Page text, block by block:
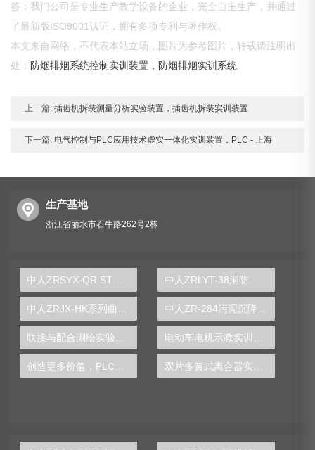
答：我们公司是专业生产教学设备的企业，完全自主生产，并通过
了最新版ISO9001认证，拥有多项专利与著作权。
本文来自网络，不代表本站立场，图片为参考图片，转载请注明出
处： 防烟排烟系统控制实训装置，防烟排烟实训系统
上一篇: 插齿机拆装测量分析实验装置，插齿机拆装实训装置
下一篇: 电气控制与PLC应用技术虚实一体化实训装置，PLC - 上海
生产基地
浙江省丽水市石牛路262号2栋